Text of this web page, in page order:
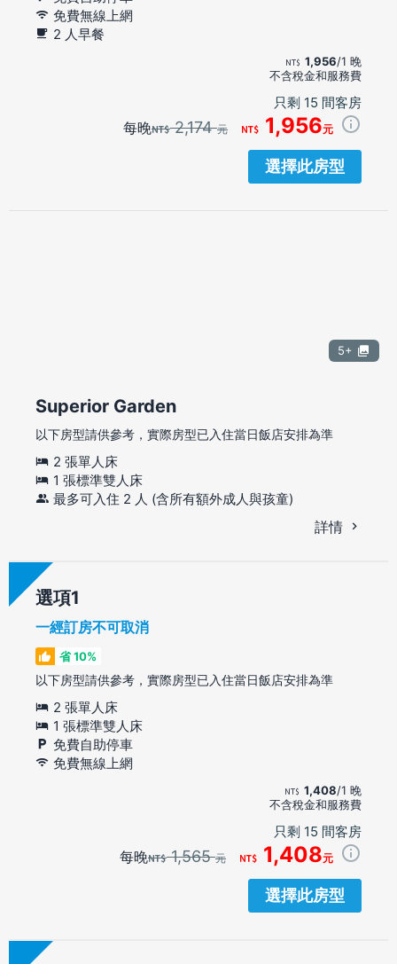
免費無線上網
2 人早餐
1,956/1 晚
不含稅金和服務費
只剩 15 間客房
每晚 2,174元 1,956元
選擇此房型
5+
Superior Garden
以下房型請供參考，實際房型已入住當日飯店安排為準
2 張單人床
1 張標準雙人床
最多可入住 2 人 (含所有額外成人與孩童)
詳情
選項
一經訂房不可取消
省 10%
以下房型請供參考，實際房型已入住當日飯店安排為準
2 張單人床
1 張標準雙人床
免費自助停車
免費無線上網
1,408/1 晚
不含稅金和服務費
只剩 15 間客房
每晚 1,565元 1,408元
選擇此房型